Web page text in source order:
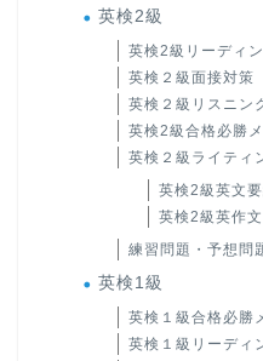
英検2級
英検2級リーディ
英検２級面接対策
英検２級リスニン
英検2級合格必勝
英検２級ライティ
英検2級英文
英検2級英作
練習問題・予想問
英検1級
英検１級合格必勝
英検１級リーディ